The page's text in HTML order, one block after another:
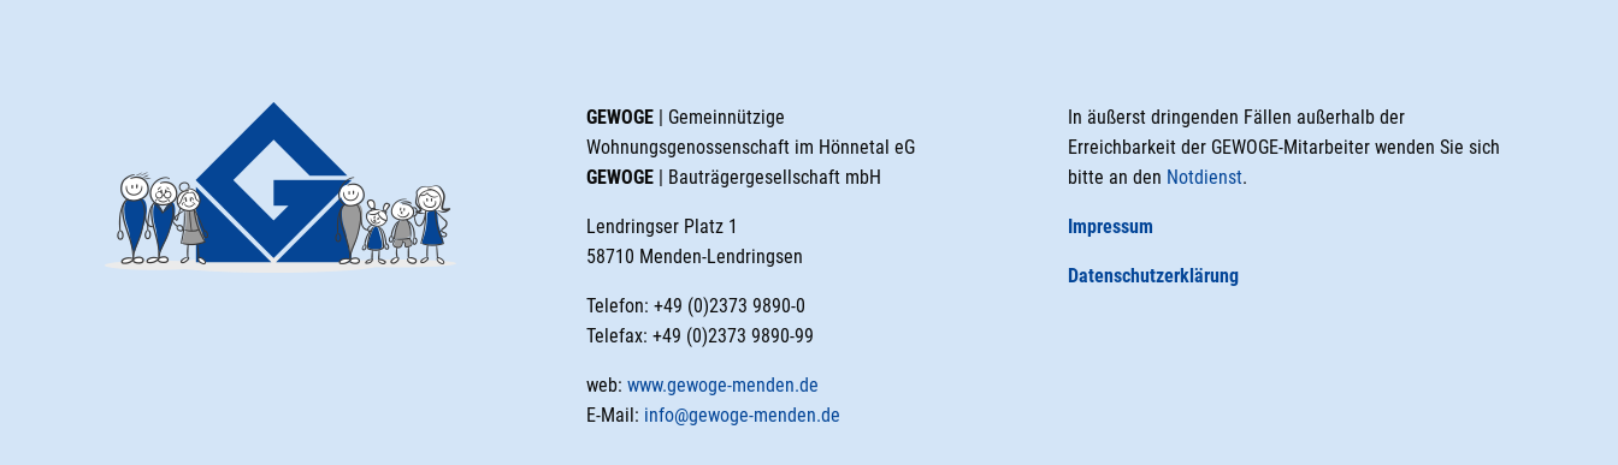
GEWOGE| Gemeinnützige
Wohnungsgenossenschaft im Hönnetal eG
GEWOGE| Bauträgergesellschaft mbH
Lendringser Platz 1
58710 Menden-Lendringsen
Telefon: +49 (0)2373 9890-0
Telefax: +49 (0)2373 9890-99
web: www.gewoge-menden.de
E-Mail: info@gewoge-menden.de
In äußerst dringenden Fällen außerhalb der
Erreichbarkeit der GEWOGE-Mitarbeiter wenden Sie sich
bitte an den Notdienst.
Impressum
Datenschutzerklärung